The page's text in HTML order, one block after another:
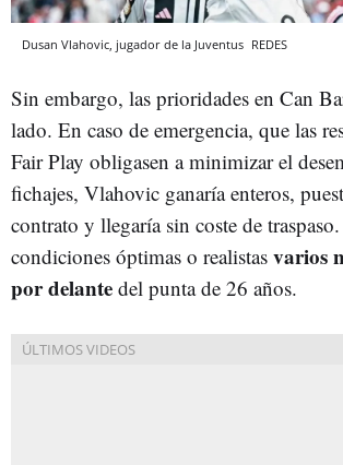
Dusan Vlahovic, jugador de la Juventus REDES
Sin embargo, las prioridades en Can
lado. En caso de emergencia, que las
Fair Play obligasen a minimizar el
fichajes, Vlahovic ganaría enteros,
contrato y llegaría sin coste de
condiciones óptimas o realistas varios
por delante del punta de 26 años.